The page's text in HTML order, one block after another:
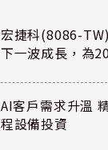
宏捷科(8086-
下一波成長，為
AI客戶需求升溫
程設備投資